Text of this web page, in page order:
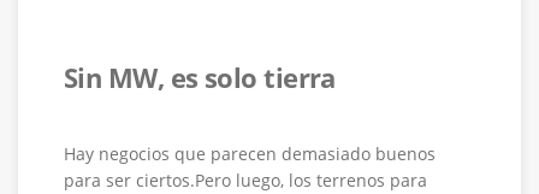
Sin MW, es solo tierra
Hay negocios que parecen demasiado buenos
para ser ciertos.Pero luego, los terrenos para